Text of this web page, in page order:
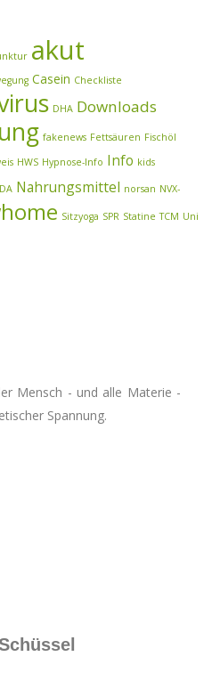
akut
Casein Checkliste
DHA Downloads
fakenews Fettsäuren Fischöl
HWS Hypnose-Info Info kids
Nahrungsmittel norsan NVX-
Sitzyoga SPR Statine TCM Uni
Mensch - und alle Materie -
Spannung.